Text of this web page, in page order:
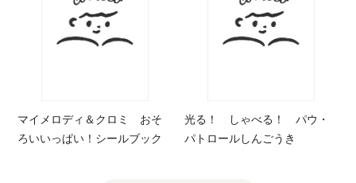
マイメロディ＆クロミ おそ
ろいいっぱい！シールブック
光る！ しゃべる！ パウ・
パトロールしんごうき